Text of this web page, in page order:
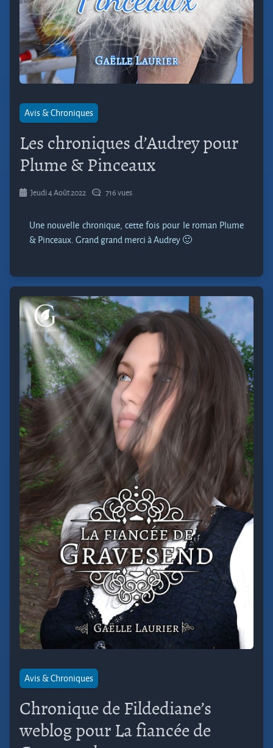
Avis & Chroniques
Les chroniques d’Audrey pour
Plume & Pinceaux
Jeudi 4 Août 2022 716 vues
Une nouvelle chronique, cette fois pour le roman Plume
& Pinceaux. Grand grand merci à Audrey 🙂
Avis & Chroniques
Chronique de Fildediane’s
weblog pour La fiancée de